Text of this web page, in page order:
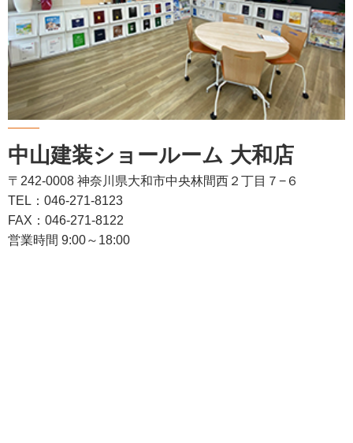
中山建装ショールーム 大和店
〒242-0008 神奈川県大和市中央林間西２丁目７−６
TEL：046-271-8123
FAX：046-271-8122
営業時間 9:00～18:00